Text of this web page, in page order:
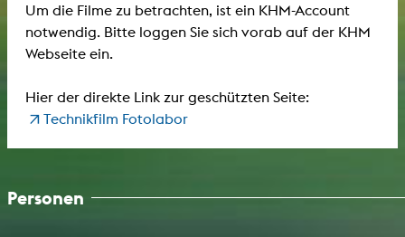
Um die Filme zu betrachten, ist ein KHM-Account
notwendig. Bitte loggen Sie sich vorab auf der KHM
Webseite ein.
Hier der direkte Link zur geschützten Seite:
Technikfilm Fotolabor
Personen